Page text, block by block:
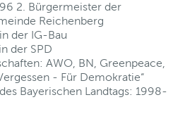
2. Bürgermeister der
Reichenberg
der IG-Bau
der SPD
AWO, BN, Greenpeace,
- Für Demokratie“
Bayerischen Landtags: 1998-